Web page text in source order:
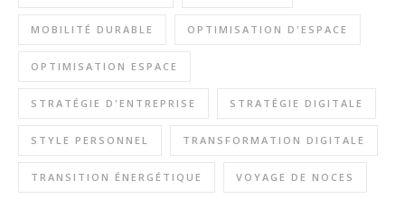
MOBILITÉ DURABLE OPTIMISATION D'ESPACE
OPTIMISATION ESPACE
STRATÉGIE D'ENTREPRISE STRATÉGIE DIGITALE
STYLE PERSONNEL TRANSFORMATION DIGITALE
TRANSITION ÉNERGÉTIQUE VOYAGE DE NOCES